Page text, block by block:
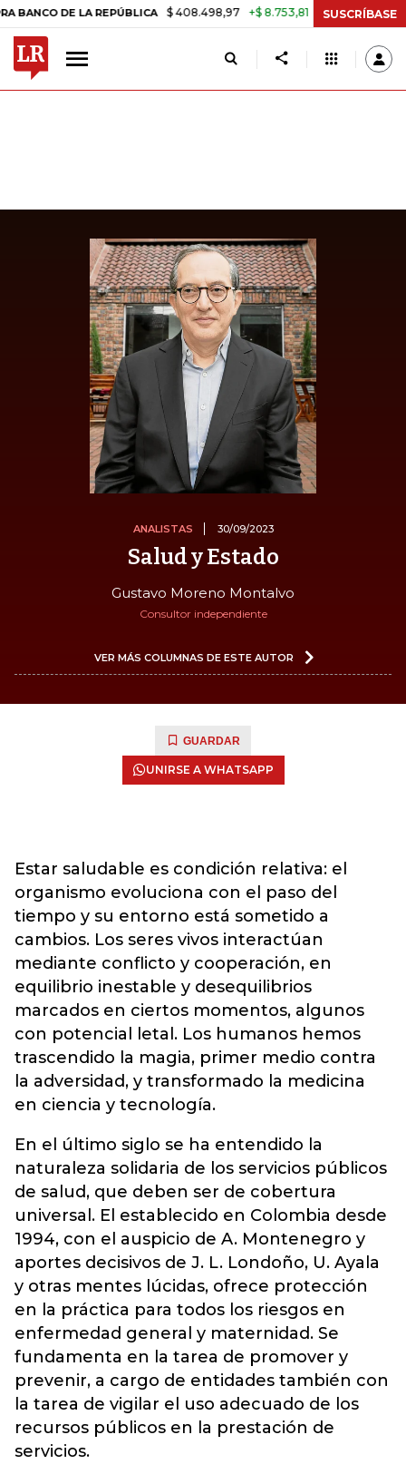
DE LA REPÚBLICA $ 408.498,97 +$ 8.753,81 +2,19% TASA DE
SUSCRÍBASE
ANALISTAS 30/09/2023
Salud y Estado
Gustavo Moreno Montalvo
Consultor independiente
VER MÁS COLUMNAS DE ESTE AUTOR
GUARDAR
UNIRSE A WHATSAPP
Estar saludable es condición relativa: el
organismo evoluciona con el paso del
tiempo y su entorno está sometido a
cambios. Los seres vivos interactúan
mediante conflicto y cooperación, en
equilibrio inestable y desequilibrios
marcados en ciertos momentos, algunos
con potencial letal. Los humanos hemos
trascendido la magia, primer medio contra
la adversidad, y transformado la medicina
en ciencia y tecnología.
En el último siglo se ha entendido la
naturaleza solidaria de los servicios públicos
de salud, que deben ser de cobertura
universal. El establecido en Colombia desde
1994, con el auspicio de A. Montenegro y
aportes decisivos de J. L. Londoño, U. Ayala
y otras mentes lúcidas, ofrece protección
en la práctica para todos los riesgos en
enfermedad general y maternidad. Se
fundamenta en la tarea de promover y
prevenir, a cargo de entidades también con
la tarea de vigilar el uso adecuado de los
recursos públicos en la prestación de
servicios.